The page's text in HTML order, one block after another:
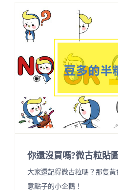
你還沒買嗎?微古粒貼
大家還記得微古粒嗎？那隻
意點子的小企鵝！